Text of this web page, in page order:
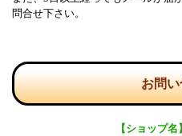
問合せ下さい。
お問
【ショップ